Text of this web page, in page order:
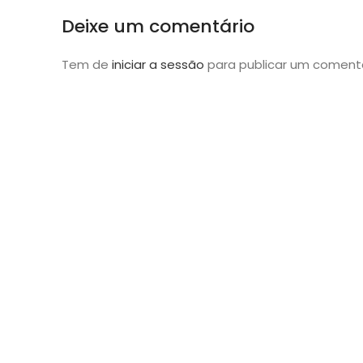
Deixe um comentário
Tem de iniciar a sessão para publicar um